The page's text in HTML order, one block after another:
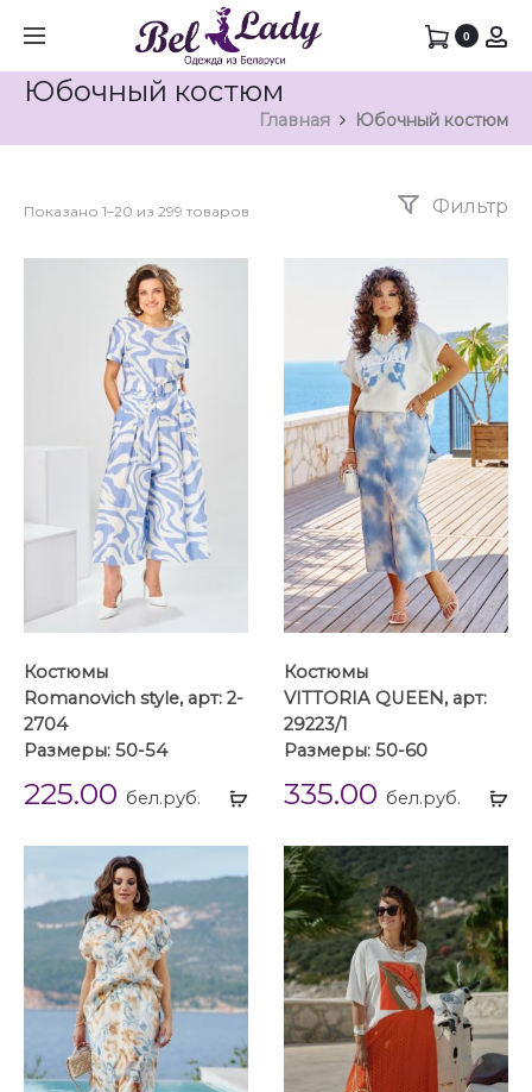
0
Юбочный костюм
Главная Юбочный костюм
Показано 1–20 из 299 товаров Фильтр
Выбрать
Костюмы
Romanovich style, арт: 2-
2704
Размеры: 50-54
225.00 бел.руб.
Костюмы
VITTORIA QUEEN, арт:
29223/1
Размеры: 50-60
335.00 бел.руб.